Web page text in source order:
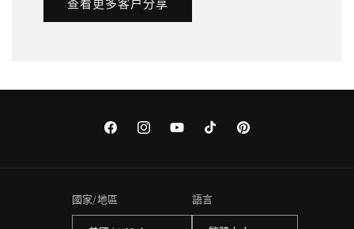
查看更多客户分享
FacebookInstagramYouTubeTikTok Pinterest
國家/地區 語言